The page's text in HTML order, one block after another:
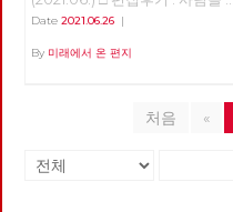
간과 감춰진 공간을 조금이나마
는 일도, 사는 지역도, 소속된 조
고, 그 만큼 길은 풍성해졌다. 되
돌아 보면, 미처 둘러보지 못하
다. 앞으로 계속 채우고 이어가
하고, 전국위원회에 제출한다.
당대회 준비가 시작되고 선거
대응이 시작되면서, 기관지 [미
래에서 온 편지]의 역할도 커질
습니다. 기성정치에 매몰된 언론
들을 보며 허수아비 논쟁과 냉소
이 미래를 현실에서 실천하는 올
대와 시대 사이를 뛰어넘습니다.
로부터의 해방 이후 시대에 태어
레트로가 담고 있는 민족주의 서
사에 우리가 이미 친숙한 탓입니
련되게 재해석한 당시의 경성스
타일은, 개방 이후 경성에 들어
적 불안감과 압박감에 놓여있지
만, 박수영 동지의 말은 정말 큰
힘이 되고 있다. 우리는 어떻게
해야 서로의 손을 잡을 수 있을
회 꼬락서니는 개판이었다. 이
책에 등장하는 청년들은 철저하
적대시한다. 정규직과 비정규직,
만나다 적야 사람을 만나다.
원 000입니다”로 시작하는 기
받는 사람)를 섭외하고 만나는
가들이 많다는 것을 새삼 느낀
다. 34호에서는 청소년청년위
Date 2021.06.26 |
By 미래에서 온 편지
처음 «